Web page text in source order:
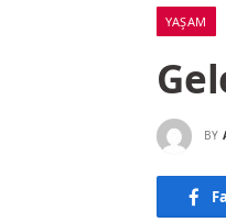
YAŞAM
BY